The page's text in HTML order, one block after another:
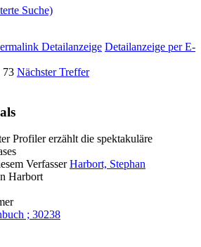
Suche)
Detailanzeige Detailanzeige per E-
73 Nächster Treffer
Profiler erzählt die spektakuläre
Verfasser Harbort, Stephan
Harbort
; 30238